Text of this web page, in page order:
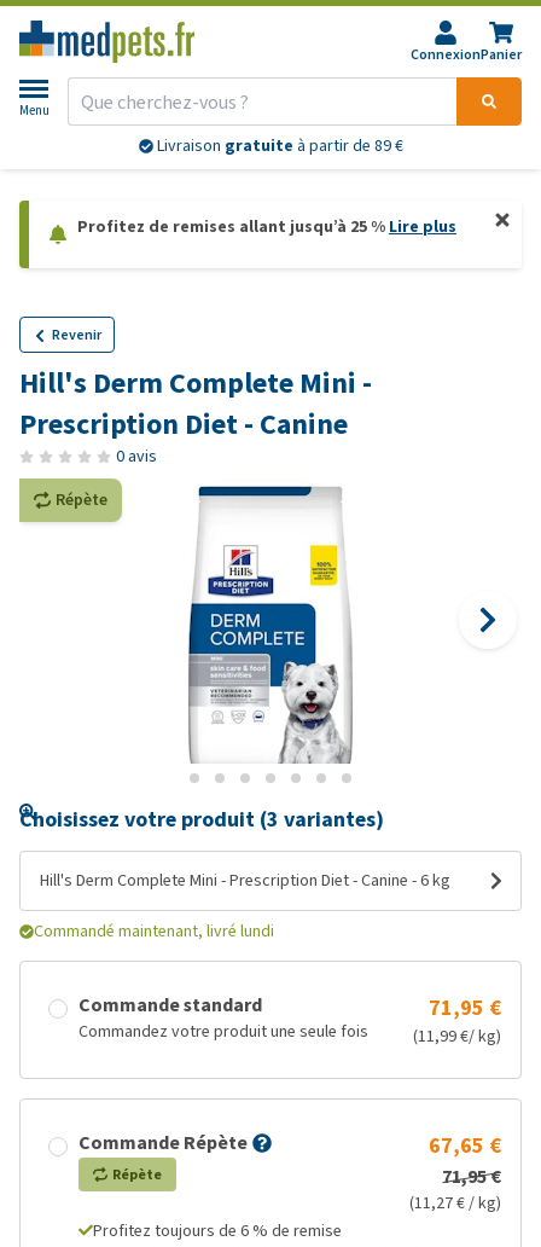
ConnexionPanier
Menu
Livraison gratuite à partir de 89 €
Profitez de remises allant jusqu’à 25 % Lire plus
Revenir
Hill's Derm Complete Mini -
Prescription Diet - Canine
0 avis
Répète
Choisissez votre produit (3 variantes)
Hill's Derm Complete Mini - Prescription Diet - Canine - 6 kg
Commandé maintenant, livré lundi
Commande standard
Commandez votre produit une seule fois
71,95 €
(11,99 €/ kg)
Commande Répète
Répète
67,65 €
71,95 €
(11,27 € / kg)
Profitez toujours de 6 % de remise